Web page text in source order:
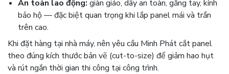
An toàn lao động: giàn giáo, dây an toàn, găng tay, kính
bảo hộ — đặc biệt quan trọng khi lắp panel mái và trần
trên cao.
Khi đặt hàng tại nhà máy, nên yêu cầu Minh Phát cắt panel
theo đúng kích thước bản vẽ (cut-to-size) để giảm hao hụt
và rút ngắn thời gian thi công tại công trình.